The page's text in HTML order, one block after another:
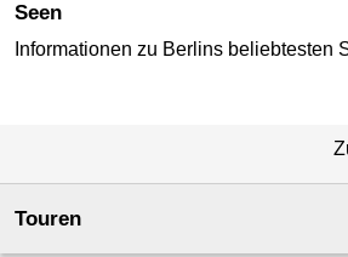
Seen
Informationen zu Berlins beliebtesten
Touren